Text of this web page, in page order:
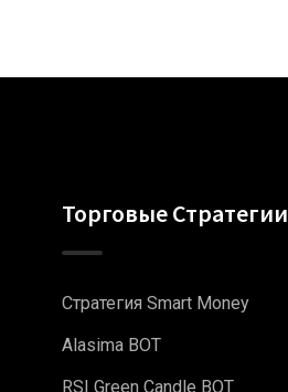
Торговые Стратегии
Стратегия Smart Money
Alasima BOT
RSI Green Candle BOT